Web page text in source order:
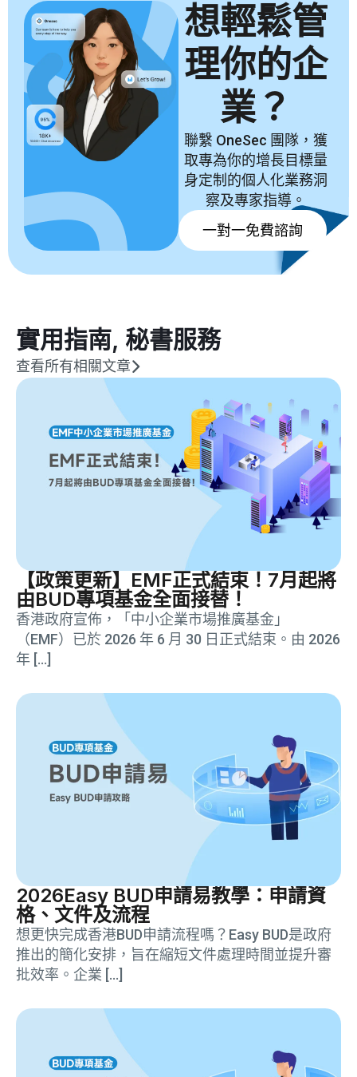
想輕鬆管
理你的企
業？
聯繫 OneSec 團隊，獲
取專為你的增長目標量
身定制的個人化業務洞
察及專家指導。
一對一免費諮詢
實用指南, 秘書服務
查看所有相關文章
【政策更新】EMF正式結束！7月起將
由BUD專項基金全面接替！
香港政府宣佈，「中小企業市場推廣基金」
（EMF）已於 2026 年 6 月 30 日正式結束。由 2026
年 […]
2026Easy BUD申請易教學：申請資
格、文件及流程
想更快完成香港BUD申請流程嗎？Easy BUD是政府
推出的簡化安排，旨在縮短文件處理時間並提升審
批效率。企業 […]